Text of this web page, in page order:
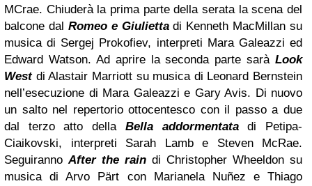
MCrae. Chiuderà la prima parte della serata la scena del
balcone dal Romeo e Giuliettadi Kenneth MacMillan su
musica di Sergej Prokofiev, interpreti Mara Galeazzi ed
Edward Watson. Ad aprire la seconda parte sarà Look
West di Alastair Marriott su musica di Leonard Bernstein
nell’esecuzione di Mara Galeazzi e Gary Avis. Di nuovo
un salto nel repertorio ottocentesco con il passo a due
dal terzo atto della Bella addormentatadi Petipa-
Ciaikovski, interpreti Sarah Lamb e Steven McRae.
SeguirannoAfter the rain di Christopher Wheeldon su
musica di Arvo Pärt con Marianela Nuñez e Thiago